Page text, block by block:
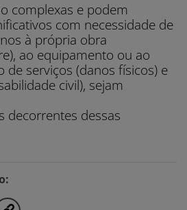
complexas e podem
com necessidade de
à própria obra
ao equipamento ou ao
de serviços (danos físicos) e
civil), sejam
decorrentes dessas